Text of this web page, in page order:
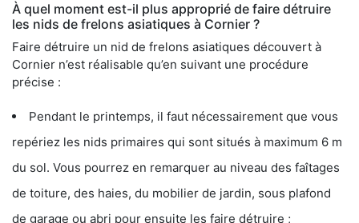
À quel moment est-il plus approprié de faire détruire
les nids de frelons asiatiques à Cornier ?
Faire détruire un nid de frelons asiatiques découvert à
Cornier n’est réalisable qu’en suivant une procédure
précise :
Pendant le printemps, il faut nécessairement que vous
repériez les nids primaires qui sont situés à maximum 6 m
du sol. Vous pourrez en remarquer au niveau des faîtages
de toiture, des haies, du mobilier de jardin, sous plafond
de garage ou abri pour ensuite les faire détruire ;